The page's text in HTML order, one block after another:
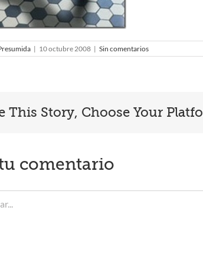
| 10 octubre 2008 | Sin comentarios
This Story, Choose Your
comentario